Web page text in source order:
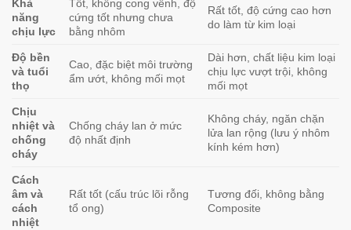
Khả
năng
chịu lực
Tốt, không cong vênh, độ
cứng tốt nhưng chưa
bằng nhôm
Rất tốt, độ cứng cao hơn
do làm từ kim loại
Độ bền
và tuổi
thọ
Cao, đặc biệt môi trường
ẩm ướt, không mối mọt
Dài hơn, chất liệu kim loại
chịu lực vượt trội, không
mối mọt
Chịu
nhiệt và
chống
cháy
Chống cháy lan ở mức
độ nhất định
Không cháy, ngăn chặn
lửa lan rộng (lưu ý nhôm
kính kém hơn)
Cách
âm và
cách
nhiệt
Rất tốt (cấu trúc lõi rỗng
tổ ong)
Tương đối, không bằng
Composite